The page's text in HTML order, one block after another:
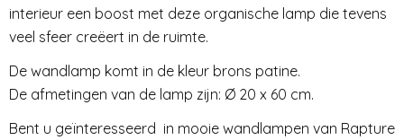
interieur een boost met deze organische lamp die tevens
veel sfeer creëert in de ruimte.
De wandlamp komt in de kleur brons patine.
De afmetingen van de lamp zijn: Ø 20 x 60 cm.
Bent u geïnteresseerd in mooie wandlampen van Rapture